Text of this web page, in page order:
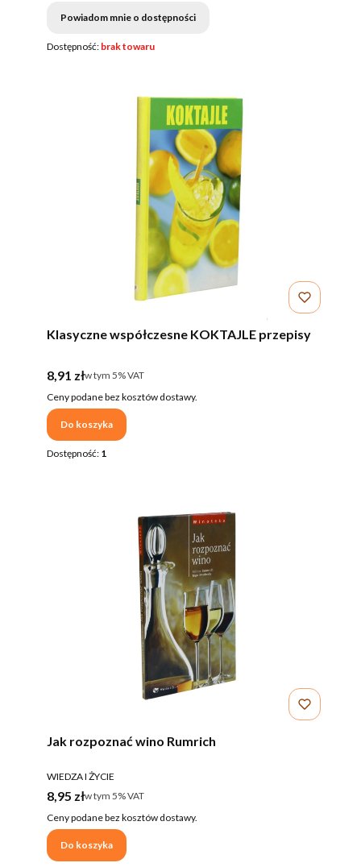
Powiadom mnie o dostępności
Dostępność: brak towaru
Klasyczne współczesne KOKTAJLE przepisy
Cena brutto
8,91 złw tym %s VAT
w tym 5%VAT
Ceny podane bez kosztów dostawy.
Do koszyka
Dostępność: 1
Jak rozpoznać wino Rumrich
PRODUCENT
WIEDZA I ŻYCIE
Cena brutto
8,95 złw tym %s VAT
w tym 5%VAT
Ceny podane bez kosztów dostawy.
Do koszyka